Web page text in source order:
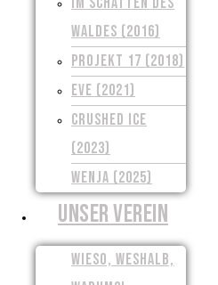
WALDES (2016)
PROJEKT 17 (2018)
EVE (2021)
CRUSHED ICE
(2023)
WENJA (2025)
UNSER VEREIN
WIESO, WESHALB,